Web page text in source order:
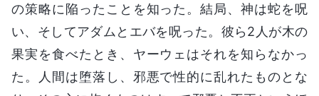
の策略に陥ったことを知った。結局、神は蛇を呪
い、そしてアダムとエバを呪った。彼ら2人が木の
果実を食べたとき、ヤーウェはそれを知らなかっ
た。人間は堕落し、邪悪で性的に乱れたものとな